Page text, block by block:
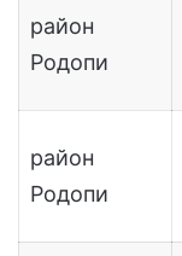
район
Родопи
район
Родопи